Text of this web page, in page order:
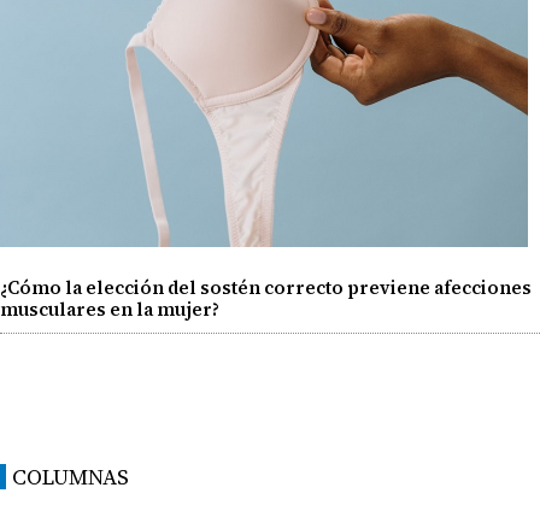
¿Cómo la elección del sostén correcto previene afecciones
musculares en la mujer?
COLUMNAS